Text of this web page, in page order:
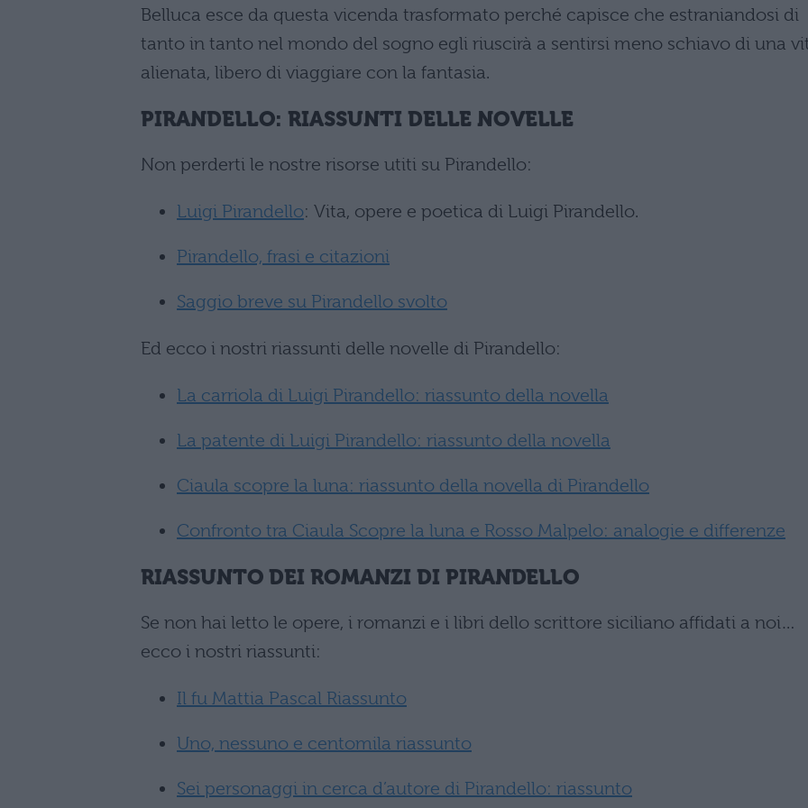
Belluca esce da questa vicenda trasformato perché capisce che estraniandosi di
tanto in tanto nel mondo del sogno egli riuscirà a sentirsi meno schiavo di una
alienata, libero di viaggiare con la fantasia.
PIRANDELLO: RIASSUNTI DELLE NOVELLE
Non perderti le nostre risorse utiti su Pirandello:
Luigi Pirandello: Vita, opere e poetica di Luigi Pirandello.
Pirandello, frasi e citazioni
Saggio breve su Pirandello svolto
Ed ecco i nostri riassunti delle novelle di Pirandello:
La carriola di Luigi Pirandello: riassunto della novella
La patente di Luigi Pirandello: riassunto della novella
Ciaula scopre la luna: riassunto della novella di Pirandello
Confronto tra Ciaula Scopre la luna e Rosso Malpelo: analogie e differenze
RIASSUNTO DEI ROMANZI DI PIRANDELLO
Se non hai letto le opere, i romanzi e i libri dello scrittore siciliano affidati a noi…
ecco i nostri riassunti:
Il fu Mattia Pascal Riassunto
Uno, nessuno e centomila riassunto
Sei personaggi in cerca d’autore di Pirandello: riassunto